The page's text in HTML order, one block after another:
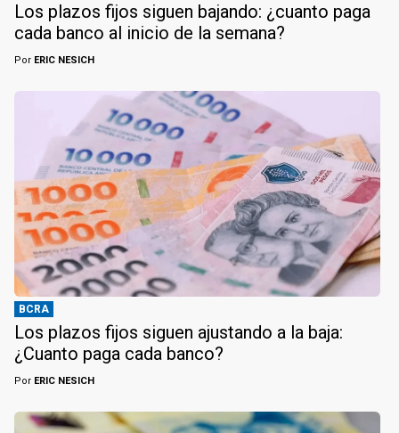
Los plazos fijos siguen bajando: ¿cuanto paga
cada banco al inicio de la semana?
Por ERIC NESICH
BCRA
Los plazos fijos siguen ajustando a la baja:
¿Cuanto paga cada banco?
Por ERIC NESICH